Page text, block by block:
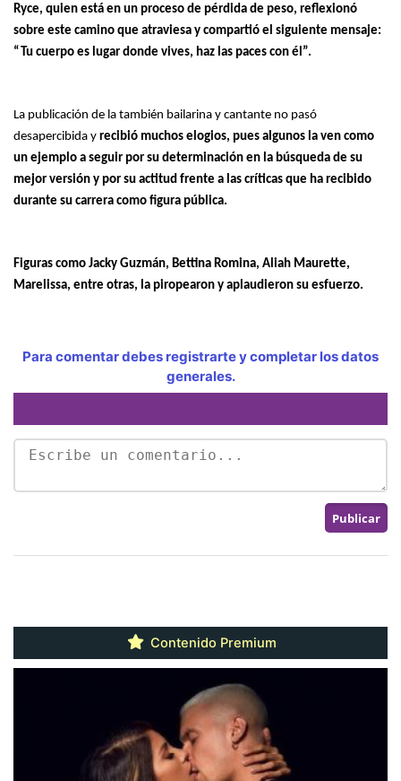
Ryce, quien está en un proceso de pérdida de peso, reflexionó
sobre este camino que atraviesa y compartió el siguiente mensaje:
“Tu cuerpo es lugar donde vives, haz las paces con él”.
La publicación de la también bailarina y cantante no pasó
desapercibida y recibió muchos elogios, pues algunos la ven como
un ejemplo a seguir por su determinación en la búsqueda de su
mejor versión y por su actitud frente a las críticas que ha recibido
durante su carrera como figura pública.
Figuras como Jacky Guzmán, Bettina Romina, Aliah Maurette,
Marelissa, entre otras, la piropearon y aplaudieron su esfuerzo.
Para comentar debes registrarte y completar los datos
generales.
Contenido Premium